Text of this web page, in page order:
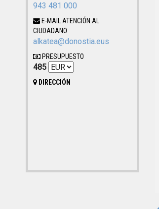
943 481 000
E-MAIL ATENCIÓN AL
CIUDADANO
alkatea@donostia.eus
PRESUPUESTO
485
DIRECCIÓN